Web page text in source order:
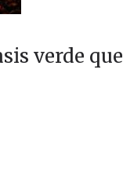
verde que